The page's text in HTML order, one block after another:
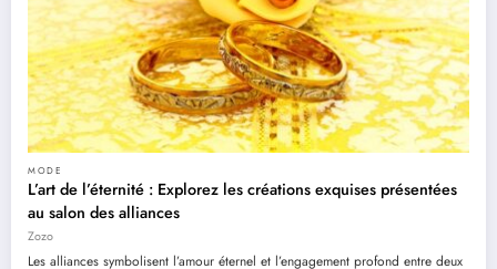
MODE
L’art de l’éternité : Explorez les créations exquises présentées
au salon des alliances
Zozo
Les alliances symbolisent l’amour éternel et l’engagement profond entre deux